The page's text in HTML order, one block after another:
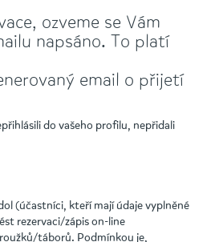
ozveme se Vám
napsáno. To platí
email o přijetí
do vašeho profilu, nepřidali
(účastníci, kteří mají údaje vyplněné
rezervaci/zápis on-line
táborů. Podmínkou je,